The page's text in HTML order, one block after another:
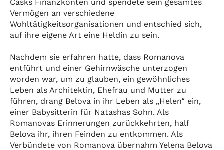
Casks Finanzkonten und spendete sein gesamtes
Vermögen an verschiedene
Wohltätigkeitsorganisationen und entschied sich,
auf ihre eigene Art eine Heldin zu sein.
Nachdem sie erfahren hatte, dass Romanova
entführt und einer Gehirnwäsche unterzogen
worden war, um zu glauben, ein gewöhnliches
Leben als Architektin, Ehefrau und Mutter zu
führen, drang Belova in ihr Leben als „Helen“ ein,
einer Babysitterin für Natashas Sohn. Als
Romanovas Erinnerungen zurückkehrten, half
Belova ihr, ihren Feinden zu entkommen. Als
Verbündete von Romanova übernahm Yelena Belova